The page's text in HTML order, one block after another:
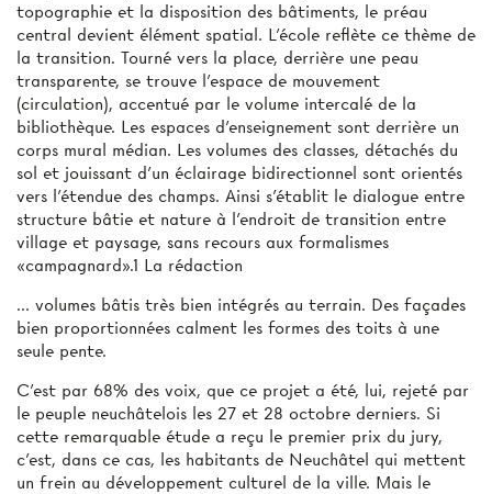
topographie et la disposition des bâtiments, le préau
central devient élément spatial. L'école reflète ce thème de
la transition. Tourné vers la place, derrière une peau
transparente, se trouve l'espace de mouvement
(circulation), accentué par le volume intercalé de la
bibliothèque. Les espaces d'enseignement sont derrière un
corps mural médian. Les volumes des classes, détachés du
sol et jouissant d'un éclairage bidirectionnel sont orientés
vers l'étendue des champs. Ainsi s'établit le dialogue entre
structure bâtie et nature à l'endroit de transition entre
village et paysage, sans recours aux formalismes
«campagnard».1 La rédaction
... volumes bâtis très bien intégrés au terrain. Des façades
bien proportionnées calment les formes des toits à une
seule pente.
C'est par 68% des voix, que ce projet a été, lui, rejeté par
le peuple neuchâtelois les 27 et 28 octobre derniers. Si
cette remarquable étude a reçu le premier prix du jury,
c'est, dans ce cas, les habitants de Neuchâtel qui mettent
un frein au développement culturel de la ville. Mais le